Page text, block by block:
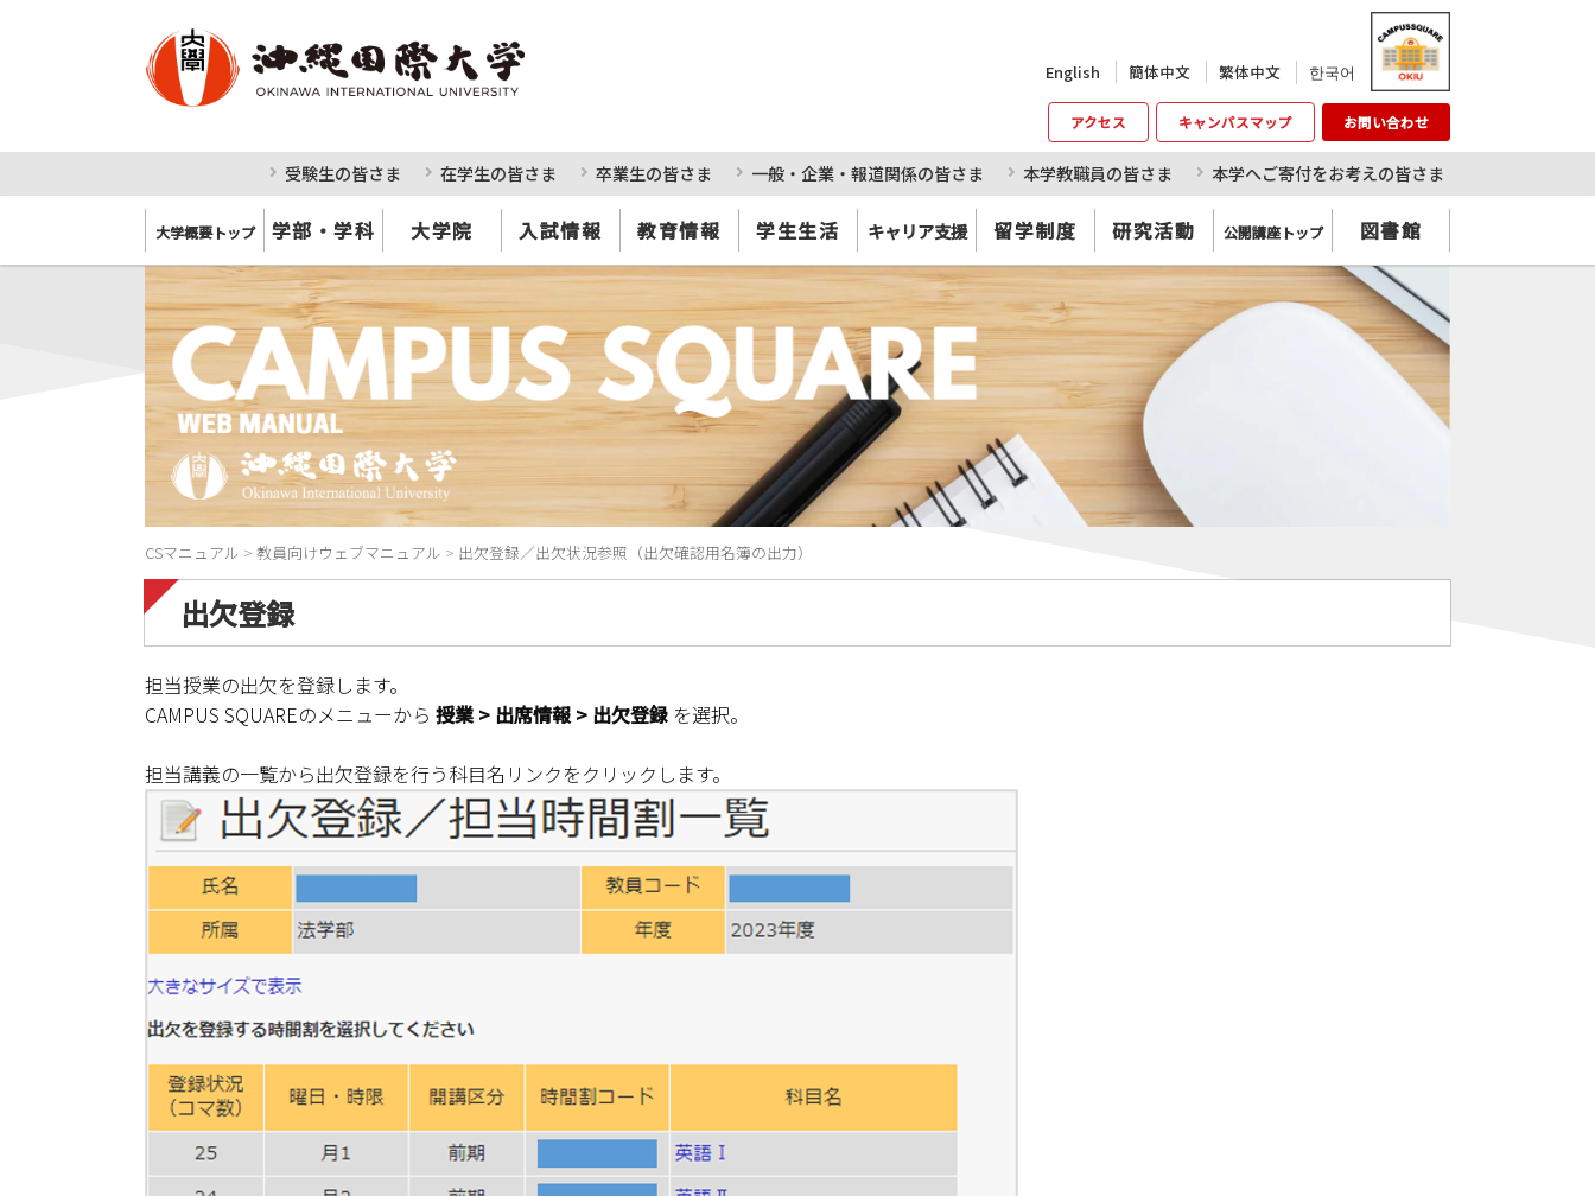
English 簡体中文 繁体中文 한국어
アクセス キャンパスマップ お問い合わせ
受験生の皆さま 在学生の皆さま 卒業生の皆さま 一般・企業・報道関係の皆さま 本学教職員の皆さま 本学へご寄付をお考えの皆さま
大学概要トップ 学部・学科 大学院 入試情報 教育情報 学生生活 キャリア支援 留学制度 研究活動 公開講座トップ 図書館
CSマニュアル > 教員向けウェブマニュアル > 出欠登録／出欠状況参照（出欠確認用名簿の出力）
出欠登録
担当授業の出欠を登録します。
CAMPUS SQUAREのメニューから 授業 > 出席情報 > 出欠登録 を選択。
担当講義の一覧から出欠登録を行う科目名リンクをクリックします。